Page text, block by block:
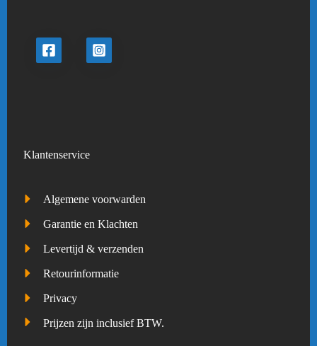
Klantenservice
Algemene voorwarden
Garantie en Klachten
Levertijd & verzenden
Retourinformatie
Privacy
Prijzen zijn inclusief BTW.